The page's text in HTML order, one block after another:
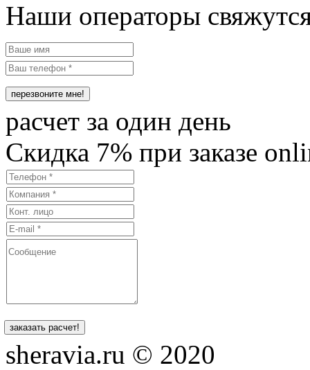
Наши операторы
расчет за один день
Cкидка 7% при заказе
sheravia.ru © 2020